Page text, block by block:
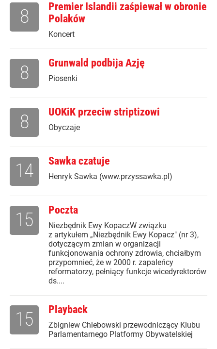
Premier Islandii zaśpiewał w obronie
Polaków
Koncert
8
Grunwald podbija Azję
Piosenki
8
UOKiK przeciw striptizowi
Obyczaje
8
Sawka czatuje
Henryk Sawka (www.przyssawka.pl)
14
Poczta
Niezbędnik Ewy KopaczW związku
z artykułem „Niezbędnik Ewy Kopacz" (nr 3),
dotyczącym zmian w organizacji
funkcjonowania ochrony zdrowia, chciałbym
przypomnieć, że w 2000 r. zapaleńcy
reformatorzy, pełniący funkcje wicedyrektorów
ds....
15
Playback
Zbigniew Chlebowski przewodniczący Klubu
Parlamentarnego Platformy Obywatelskiej
15